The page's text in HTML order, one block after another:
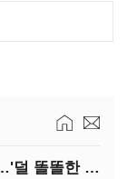
(현장+)"팔 생각 접고 호가 높여요"…'덜 똘똘한 한 채' 20억 키맞추기